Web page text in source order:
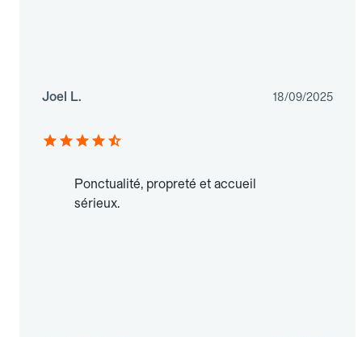
Joel L. 18/09/2025
Ponctualité, propreté et accueil
sérieux.